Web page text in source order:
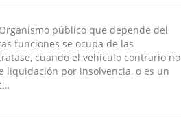
público que depende del
funciones se ocupa de las
cuando el vehículo contrario no
liquidación por insolvencia, o es un